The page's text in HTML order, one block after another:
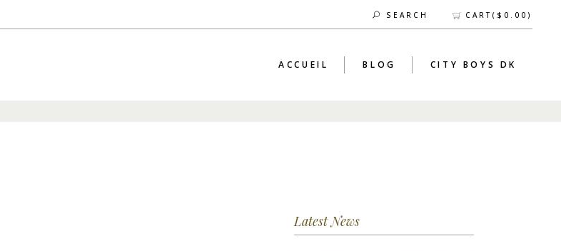
SEARCH CART( $ 0.00 )
ACCUEIL BLOG CITY BOYS DK
Latest News